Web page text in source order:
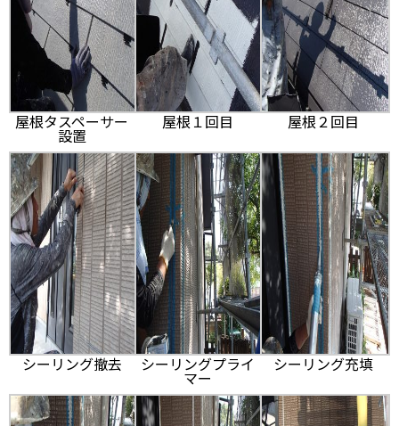
屋根タスペーサー
設置
屋根１回目 屋根２回目
シーリング撤去 シーリングプライ
マー
シーリング充填